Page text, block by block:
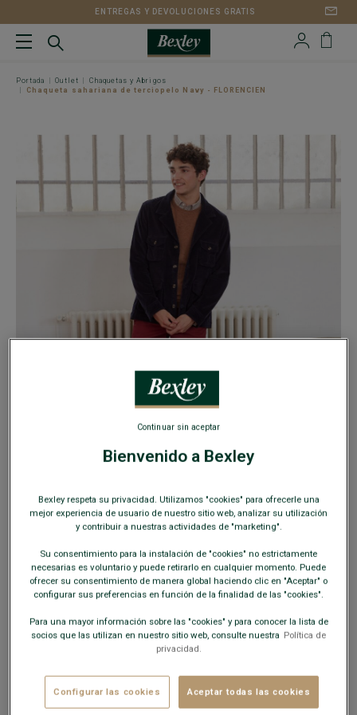
ENTREGAS Y DEVOLUCIONES GRATIS
Portada Outlet
Chaquetas y Abrigos
Chaqueta sahariana de terciopelo Navy - FLORENCIEN
FLORENCIEN
Corte ajustado - Terciopelo milrayas
49,00 € OUTLET
COLORES DISPONIBLES
habitual.
Bienvenido a Bexley
Bexley respeta su privacidad. Utilizamos "cookies" para ofrecerle una
mejor experiencia de usuario de nuestro sitio web, analizar su utilización
y contribuir a nuestras actividades de "marketing".
Su consentimiento para la instalación de "cookies" no estrictamente
necesarias es voluntario y puede retirarlo en cualquier momento. Puede
ofrecer su consentimiento de manera global haciendo clic en "Aceptar" o
configurar sus preferencias en función de la finalidad de las "cookies".
Para una mayor información sobre las "cookies" y para conocer la lista de
socios que las utilizan en nuestro sitio web, consulte nuestra Política de
privacidad.
Configurar las cookies Aceptar todas las cookies
Continuar sin aceptar